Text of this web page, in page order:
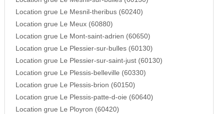
Location grue Le Mesnil-theribus (60240)
Location grue Le Meux (60880)
Location grue Le Mont-saint-adrien (60650)
Location grue Le Plessier-sur-bulles (60130)
Location grue Le Plessier-sur-saint-just (60130)
Location grue Le Plessis-belleville (60330)
Location grue Le Plessis-brion (60150)
Location grue Le Plessis-patte-d-oie (60640)
Location grue Le Ployron (60420)